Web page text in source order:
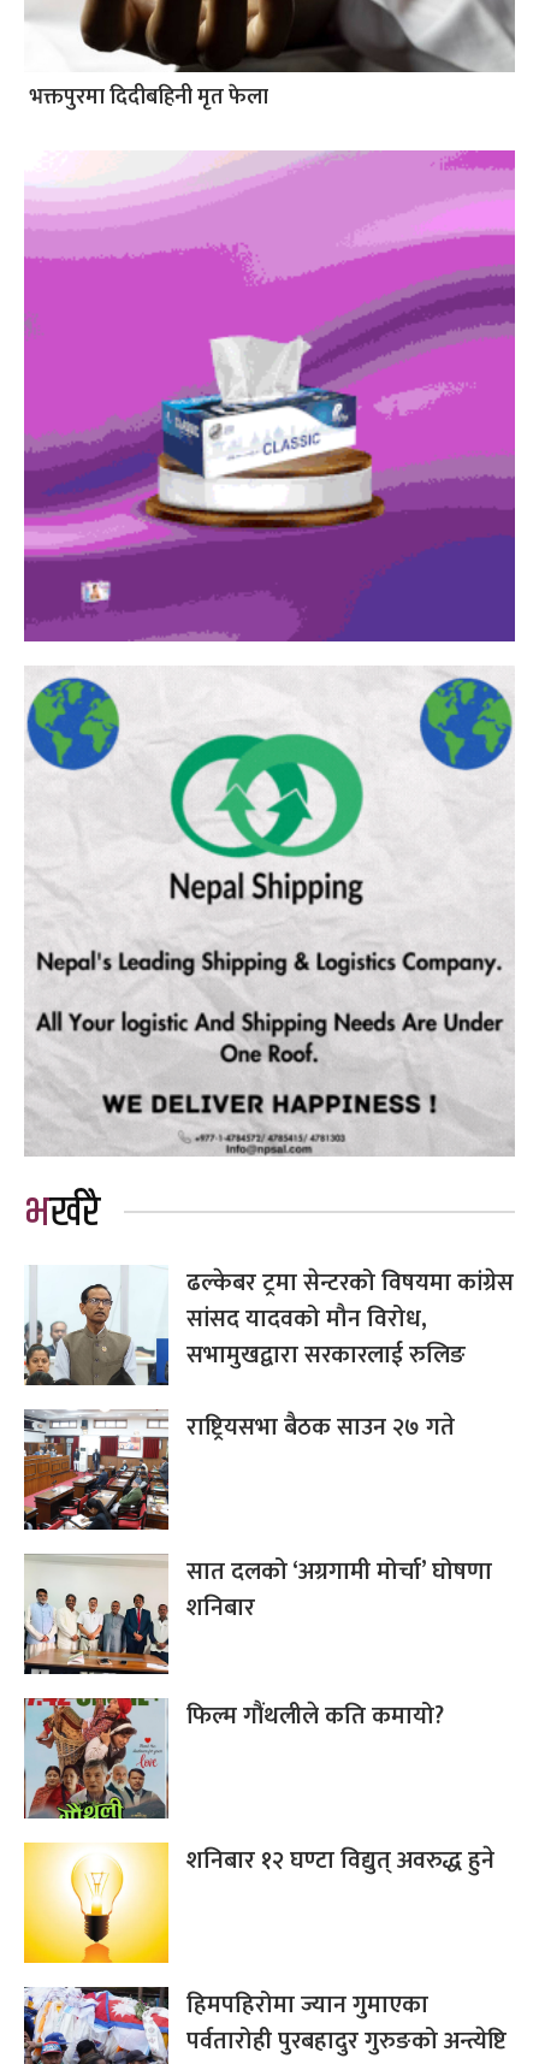
भक्तपुरमा दिदीबहिनी मृत फेला
भर्खरै
ढल्केबर ट्रमा सेन्टरको विषयमा कांग्रेस
सांसद यादवको मौन विरोध,
सभामुखद्वारा सरकारलाई रुलिङ
राष्ट्रियसभा बैठक साउन २७ गते
सात दलको ‘अग्रगामी मोर्चा’ घोषणा
शनिबार
फिल्म गौंथलीले कति कमायो?
शनिबार १२ घण्टा विद्युत् अवरुद्ध हुने
हिमपहिरोमा ज्यान गुमाएका
पर्वतारोही पुरबहादुर गुरुङको अन्त्येष्टि